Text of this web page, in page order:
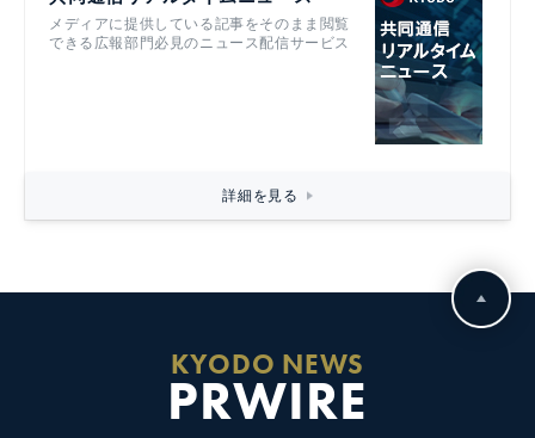
メディアに提供している記事をそのまま閲覧
できる広報部門必見のニュース配信サービス
詳細を見る
KYODO NEWS
PRWIRE